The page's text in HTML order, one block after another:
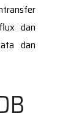
dan
dan